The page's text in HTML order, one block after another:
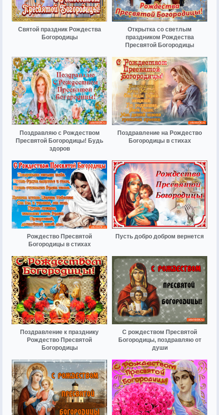
Святой праздник Рождества
Богородицы
Открытка со светлым
праздником Рождества
Пресвятой Богородицы
Поздравляю с Рождеством
Пресвятой Богородицы! Будь
здоров
Поздравление на Рождество
Богородицы в стихах
Рождество Пресвятой
Богородицы в стихах
Пусть добро добром вернется
Поздравление к празднику
Рождество Пресвятой
Богородицы
С рождеством Пресвятой
Богородицы, поздравляю от
души